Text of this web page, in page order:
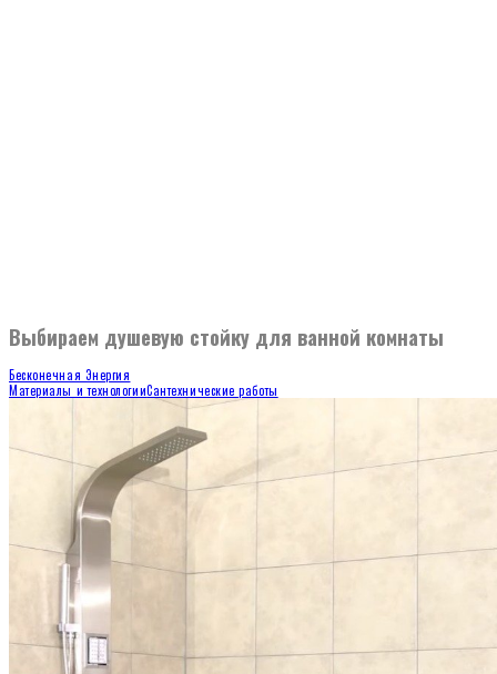
Выбираем душевую стойку для ванной комнаты
Бесконечная Энергия
Материалы и технологииСантехнические работы